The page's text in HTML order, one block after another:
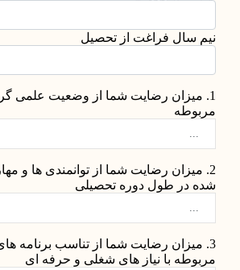
نیم سال فراغت از تحصیل
1. میزان رضایت شما از وضعیت علمی
مربوطه
2. میزان رضایت شما از توانمندی ها و
شده در طول دوره تحصیلی
3. میزان رضایت شما از تناسب برنامه
مربوطه با نیاز های شغلی و حرفه ای